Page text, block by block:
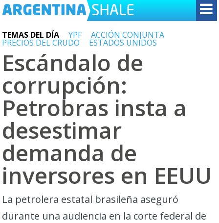
TEMAS DEL DÍA YPF ACCIÓN CONJUNTA
PRECIOS DEL CRUDO ESTADOS UNIDOS
Escándalo de
corrupción:
Petrobras insta a
desestimar
demanda de
inversores en EEUU
La petrolera estatal brasileña aseguró
durante una audiencia en la corte federal de